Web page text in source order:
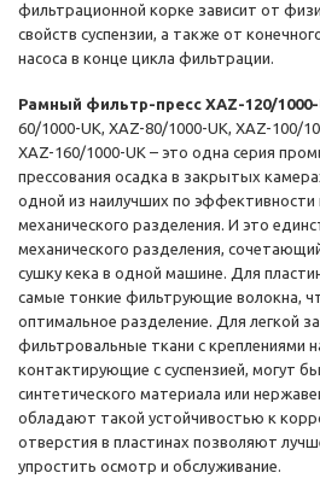
фильтрационной корке зависит от
свойств суспензии, а также от
насоса в конце цикла фильтрации.
Рамный фильтр-пресс XAZ-120/1000-
60/1000-UK, XAZ-80/1000-UK, XAZ-100/
XAZ-160/1000-UK – это одна серия
прессования осадка в закрытых
одной из наилучших по эффективности
механического разделения. И это
механического разделения,
сушку кека в одной машине. Для
самые тонкие фильтрующие волокна,
оптимальное разделение. Для легкой
фильтровальные ткани с креплениями
контактирующие с суспензией, могут
синтетического материала или
обладают такой устойчивостью к
отверстия в пластинах позволяют
упростить осмотр и обслуживание.